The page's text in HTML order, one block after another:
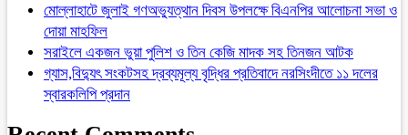
মোল্লাহাটে জুলাই গণঅভ্যুত্থান দিবস উপলক্ষে বিএনপির আলোচনা সভা ও
দোয়া মাহফিল
সরাইলে একজন ভুয়া পুলিশ ও তিন কেজি মাদক সহ তিনজন আটক
গ্যাস,বিদ্যুৎ সংকটসহ দ্রব্যমূল্য বৃদ্ধির প্রতিবাদে নরসিংদীতে ১১ দলের
স্বারকলিপি প্রদান